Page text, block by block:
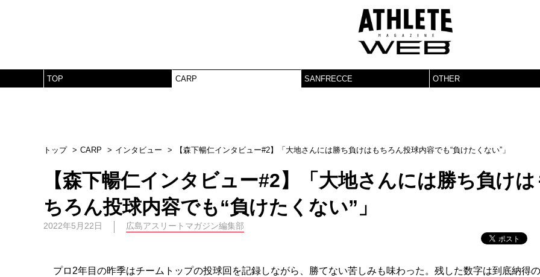
TOP CARP SANFRECCE OTHER
トップ CARP インタビュー 【森下暢仁インタビュー#2】「大地さんには勝ち負けはもちろん投球内容でも“負けたくない”」
【森下暢仁インタビュー#2】「大地さんには勝ち負け
ちろん投球内容でも“負けたくない”」
2022年5月22日 広島アスリートマガジン編集部
プロ2年目の昨季はチームトップの投球回を記録しながら、勝てない苦しみも味わった。残した数字は到底納得